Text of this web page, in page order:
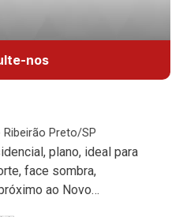
nos
Ribeirão Preto/SP
plano, ideal para
face sombra,
ao Novo